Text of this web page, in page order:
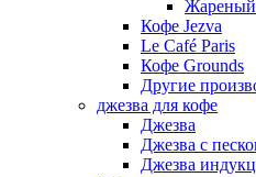
Жареный
Кофе Jezva
Le Café Paris
Кофе Grounds
Другие
джезва для кофе
Джезва
Джезва с
Джезва